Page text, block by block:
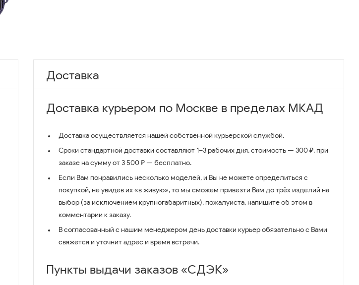
Доставка
Доставка курьером по Москве в пределах МКАД
Доставка осуществляется нашей собственной курьерской службой.
Сроки стандартной доставки составляют 1–3 рабочих дня, стоимость — 300 ₽, при
заказе на сумму от 3 500 ₽ — бесплатно.
Если Вам понравились несколько моделей, и Вы не можете определиться с
покупкой, не увидев их «в живую», то мы сможем привезти Вам до трёх изделий на
выбор (за исключением крупногабаритных), пожалуйста, напишите об этом в
комментарии к заказу.
В согласованный с нашим менеджером день доставки курьер обязательно с Вами
свяжется и уточнит адрес и время встречи.
Пункты выдачи заказов «СДЭК»